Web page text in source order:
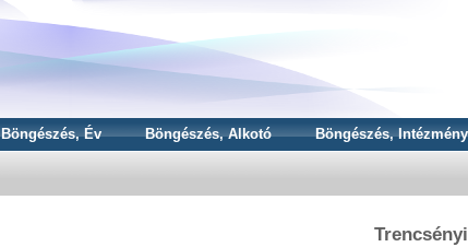
Böngészés, Év Böngészés, Alkotó Böngészés,